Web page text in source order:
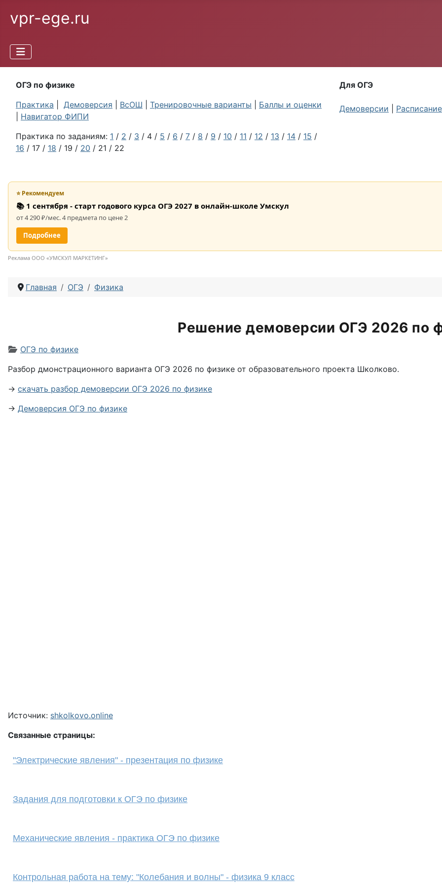
vpr-ege.ru
ОГЭ по физике
Практика
Демоверсия ВсОШ Тренировочные варианты
Баллы и оценки
Навигатор ФИПИ
Практика по заданиям: 1 / 2 / 3 / 4 / 5 / 6 / 7 / 8 / 9 / 10 / 11 / 12 / 13 / 14 / 15 /
16 / 17 / 18 / 19 / 20 / 21 / 22
Для ОГЭ
Демоверсии Расписание
⭐ Рекомендуем
📚 1 сентября - старт годового курса ОГЭ 2027 в онлайн-школе Умскул
от 4 290 ₽/мес. 4 предмета по цене 2
Подробнее
Реклама ООО «УМСКУЛ МАРКЕТИНГ»
Главная ОГЭ Физика
Решение демоверсии ОГЭ 2026 по
Информация о материале
ОГЭ по физике
Разбор дмонстрационного варианта ОГЭ 2026 по физике от образовательного проекта Школково.
→ скачать разбор демоверсии ОГЭ 2026 по физике
→ Демоверсия ОГЭ по физике
Источник: shkolkovo.online
Связанные страницы:
"Электрические явления" - презентация по физике
Задания для подготовки к ОГЭ по физике
Механические явления - практика ОГЭ по физике
Контрольная работа на тему: "Колебания и волны" - физика 9 класс